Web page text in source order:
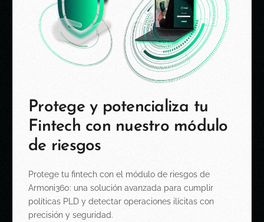
Protege y potencializa tu
Fintech con nuestro módulo
de riesgos
Protege tufintech con el módulo de riesgos de
Armoni360: unasolución avanzada para cumplir
políticas PLD y detectaroperaciones ilícitas con
precisión y seguridad.